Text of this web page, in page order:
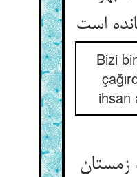
است
Bizi
ihsan
زمستان